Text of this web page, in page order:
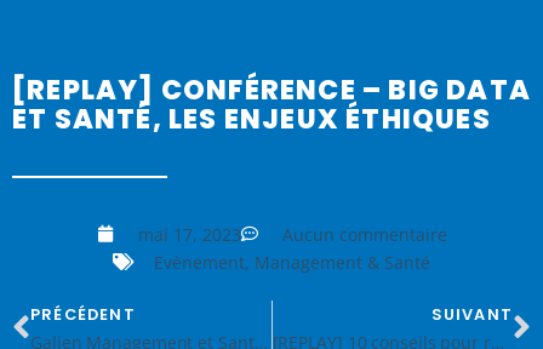
[REPLAY] CONFÉRENCE – BIG DATA
ET SANTÉ, LES ENJEUX ÉTHIQUES
mai 17, 2023
Aucun commentaire
Evènement, Management & Santé
PRÉCÉDENT
Galien Management et Santé x Model United Nations 2023
SUIVANT
[REPLAY] 10 conseils pour réussir une dissertation de philo